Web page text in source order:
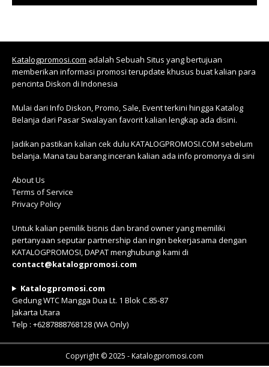
Katalogpromosi.com adalah Sebuah Situs yang bertujuan
memberikan informasi promosi terupdate khusus buat kalian para
pencinta Diskon di Indonesia
Mulai dari Info Diskon, Promo, Sale, Event terkini hingga Katalog
Belanja dari Pasar Swalayan favorit kalian lengkap ada disini.
Jadikan pastikan kalian cek dulu KATALOGPROMOSI.COM sebelum
belanja. Mana tau barang inceran kalian ada info promonya di sini
About Us
Terms of Service
Privacy Policy
Untuk kalian pemilik bisnis dan brand owner yang memiliki
pertanyaan seputar partnership dan ingin bekerjasama dengan
KATALOGPROMOSI, DAPAT menghubungi kami di
contact@katalogpromosi.com
Katalogpromosi.com
Gedung WTC Mangga Dua Lt. 1 Blok C.85-87
Jakarta Utara
Telp : +6287888768128 (WA Only)
Copyright © 2025 - Katalogpromosi.com